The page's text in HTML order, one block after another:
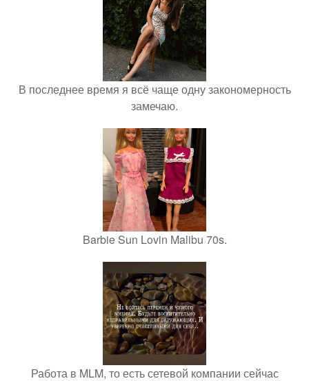
В последнее время я всё чаще одну закономерность
замечаю.
Barbie Sun Lovin Malibu 70s.
Работа в MLM, то есть сетевой компании сейчас